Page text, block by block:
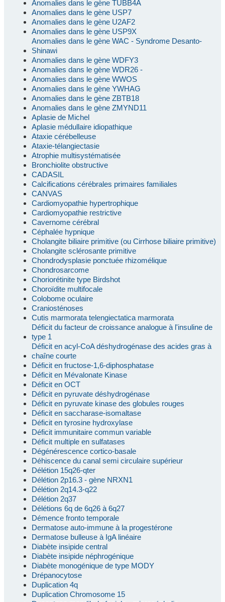
Anomalies dans le gène TUBB4A
Anomalies dans le gène USP7
Anomalies dans le gène U2AF2
Anomalies dans le gène USP9X
Anomalies dans le gène WAC - Syndrome Desanto-
Shinawi
Anomalies dans le gène WDFY3
Anomalies dans le gène WDR26 -
Anomalies dans le gène WWOS
Anomalies dans le gène YWHAG
Anomalies dans le gène ZBTB18
Anomalies dans le gène ZMYND11
Aplasie de Michel
Aplasie médullaire idiopathique
Ataxie cérébelleuse
Ataxie-télangiectasie
Atrophie multisystématisée
Bronchiolite obstructive
CADASIL
Calcifications cérébrales primaires familiales
CANVAS
Cardiomyopathie hypertrophique
Cardiomyopathie restrictive
Cavernome cérébral
Céphalée hypnique
Cholangite biliaire primitive (ou Cirrhose biliaire primitive)
Cholangite sclérosante primitive
Chondrodysplasie ponctuée rhizomélique
Chondrosarcome
Choriorétinite type Birdshot
Choroïdite multifocale
Colobome oculaire
Craniosténoses
Cutis marmorata telengiectatica marmorata
Déficit du facteur de croissance analogue à l'insuline de
type 1
Déficit en acyl-CoA déshydrogénase des acides gras à
chaîne courte
Déficit en fructose-1,6-diphosphatase
Déficit en Mévalonate Kinase
Déficit en OCT
Déficit en pyruvate déshydrogénase
Déficit en pyruvate kinase des globules rouges
Déficit en saccharase-isomaltase
Déficit en tyrosine hydroxylase
Déficit immunitaire commun variable
Déficit multiple en sulfatases
Dégénérescence cortico-basale
Déhiscence du canal semi circulaire supérieur
Délétion 15q26-qter
Délétion 2p16.3 - gène NRXN1
Délétion 2q14.3-q22
Délétion 2q37
Délétions 6q de 6q26 à 6q27
Démence fronto temporale
Dermatose auto-immune à la progestérone
Dermatose bulleuse à IgA linéaire
Diabète insipide central
Diabète insipide néphrogénique
Diabète monogénique de type MODY
Drépanocytose
Duplication 4q
Duplication Chromosome 15